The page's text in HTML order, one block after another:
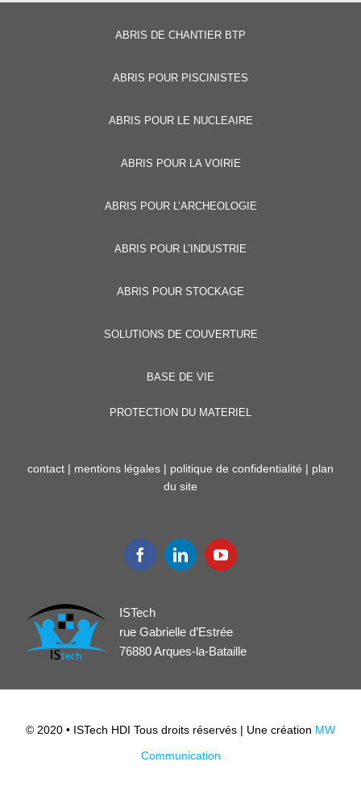
ABRIS DE CHANTIER BTP
ABRIS POUR PISCINISTES
ABRIS POUR LE NUCLEAIRE
ABRIS POUR LA VOIRIE
ABRIS POUR L’ARCHEOLOGIE
ABRIS POUR L’INDUSTRIE
ABRIS POUR STOCKAGE
SOLUTIONS DE COUVERTURE
BASE DE VIE
PROTECTION DU MATERIEL
contact | mentions légales | politique de confidentialité | plan
du site
ISTech
rue Gabrielle d’Estrée
76880 Arques-la-Bataille
© 2020 • ISTech HDI Tous droits réservés | Une création MW
Communication